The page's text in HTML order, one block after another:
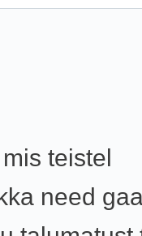
teistel
need